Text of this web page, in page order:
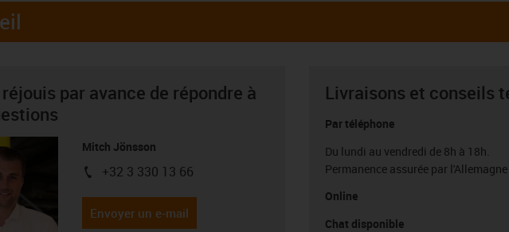
par avance de répondre à
Mitch Jönsson
igus-icon-phone
+32 3 330 13 66
Envoyer un e-mail
Livraisons et conseils
Par téléphone
Du lundi au vendredi de 8h à 18h.
Permanence assurée par
Online
Chat disponible